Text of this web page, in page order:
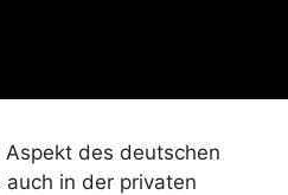
des deutschen
in der privaten